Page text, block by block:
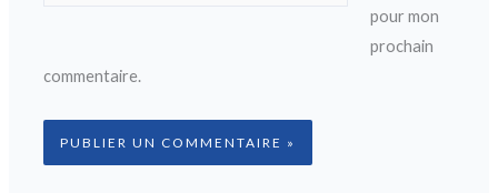
pour mon
prochain
commentaire.